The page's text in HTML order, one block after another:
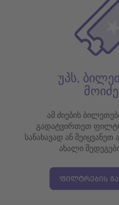
უპს,
ამ ძიების
გადატვირთეთ
სანახავად ან
ახალი
ᲤᲘᲚᲢᲠᲔᲑᲘᲡ